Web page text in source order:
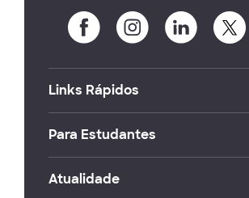
Links Rápidos
Para Estudantes
Atualidade